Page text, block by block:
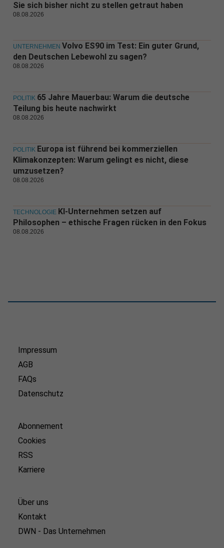
Sie sich bisher nicht zu stellen getraut haben
08.08.2026
UNTERNEHMEN Volvo ES90 im Test: Ein guter Grund,
den Deutschen Lebewohl zu sagen?
08.08.2026
POLITIK 65 Jahre Mauerbau: Warum die deutsche
Teilung bis heute nachwirkt
08.08.2026
POLITIK Europa ist führend bei kommerziellen
Klimakonzepten: Warum gelingt es nicht, diese
umzusetzen?
08.08.2026
TECHNOLOGIE KI-Unternehmen setzen auf
Philosophen – ethische Fragen rücken in den Fokus
08.08.2026
Impressum
AGB
FAQs
Datenschutz
Abonnement
Cookies
RSS
Karriere
Über uns
Kontakt
DWN - Das Unternehmen